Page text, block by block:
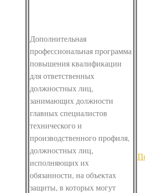
Дополнительная
профессиональная программа
повышения квалификации
для ответственных
должностных лиц,
занимающих должности
главных специалистов
технического и
производственного профиля,
должностных лиц,
исполняющих их
обязанности, на объектах
защиты, в которых могут